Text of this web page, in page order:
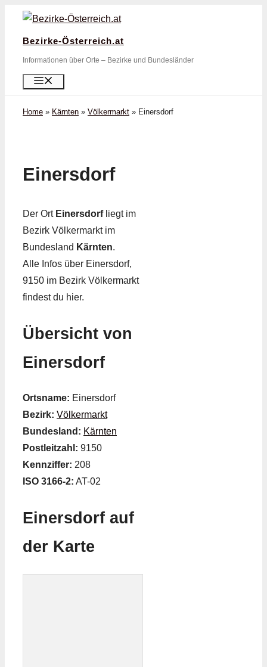
Zum
springen
Bezirke-Österreich.at
Informationen über Orte – Bezirke und Bundesländer
Home » Kärnten » Völkermarkt » Einersdorf
Einersdorf
Der Ort Einersdorfliegt im
Bezirk Völkermarkt im
Bundesland Kärnten.
Alle Infos über Einersdorf,
9150 im Bezirk Völkermarkt
findest du hier.
Übersicht von
Einersdorf
Ortsname: Einersdorf
Bezirk: Völkermarkt
Bundesland: Kärnten
Postleitzahl: 9150
Kennziffer: 208
ISO 3166-2: AT-02
Einersdorf auf
der Karte